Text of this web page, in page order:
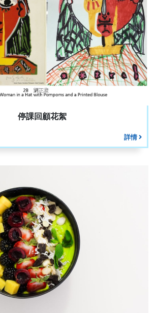
停課回顧花絮
詳情